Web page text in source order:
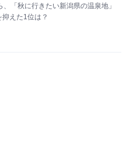
「秋に行きたい新潟県の温泉地」
えた1位は？